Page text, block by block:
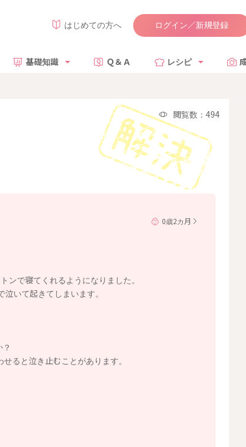
はじめての方へ ログイン／新規登録
基礎知識 Ｑ＆Ａ レシピ
閲覧数：494
0歳2カ月
ンで寝てくれるようになりました。
いて起きてしまいます。
ると泣き止むことがあります。